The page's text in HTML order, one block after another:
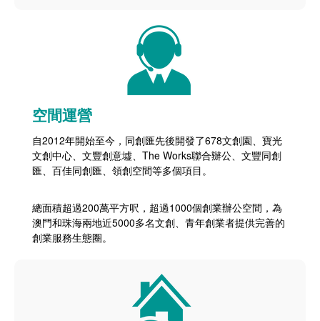
空間運營
自2012年開始至今，同創匯先後開發了678文創園、寶光
文創中心、文豐創意墟、The Works聯合辦公、文豐同創
匯、百佳同創匯、領創空間等多個項目。
總面積超過200萬平方呎，超過1000個創業辦公空間，為
澳門和珠海兩地近5000多名文創、青年創業者提供完善的
創業服務生態圈。